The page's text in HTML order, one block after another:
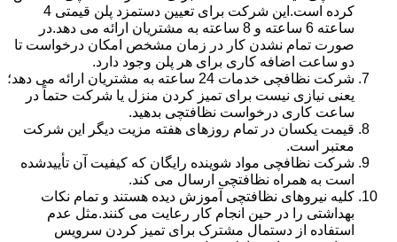
کرده است.این شرکت برای تعیین دستمزد پلن قیمتی 4
ساعته 6 ساعته و 8 ساعته به مشتریان ارائه می دهد.در
صورت تمام نشدن کار در زمان مشخص امکان درخواست تا
دو ساعت اضافه کاری برای هر پلن وجود دارد.
شرکت نظافچی خدمات 24 ساعته به مشتریان ارائه می دهد؛
یعنی نیازی نیست برای تمیز کردن منزل یا شرکت حتماً در
ساعت کاری درخواست نظافتچی بدهید.
قیمت یکسان در تمام روزهای هفته مزیت دیگر این شرکت
معتبر است.
شرکت نظافچی مواد شوینده رایگان که کیفیت آن تأییدشده
است به همراه نظافتچی ارسال می کند.
کلیه نیروهای نظافتچی آموزش دیده هستند و تمام نکات
بهداشتی را در حین انجام کار رعایت می کنند.مثل عدم
استفاده از دستمال مشترک برای تمیز کردن سرویس